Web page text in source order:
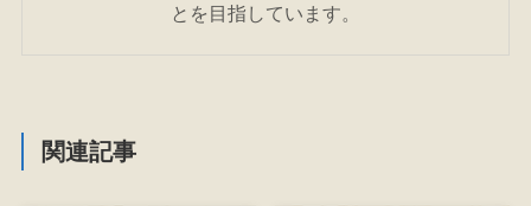
とを目指しています。
関連記事